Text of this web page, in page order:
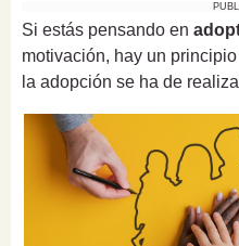
Si estás pensando en
motivación, hay un
la adopción se ha de